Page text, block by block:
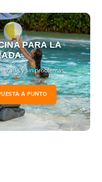
PARA LA
y sin problemas.
A PUNTO